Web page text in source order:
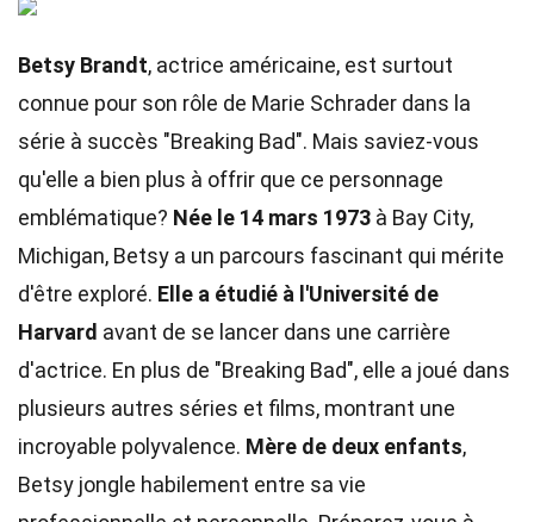
Betsy Brandt, actrice américaine, est surtout
connue pour son rôle de Marie Schrader dans la
série à succès "Breaking Bad". Mais saviez-vous
qu'elle a bien plus à offrir que ce personnage
emblématique? Née le 14 mars 1973 à Bay City,
Michigan, Betsy a un parcours fascinant qui mérite
d'être exploré. Elle a étudié à l'Université de
Harvard avant de se lancer dans une carrière
d'actrice. En plus de "Breaking Bad", elle a joué dans
plusieurs autres séries et films, montrant une
incroyable polyvalence. Mère de deux enfants,
Betsy jongle habilement entre sa vie